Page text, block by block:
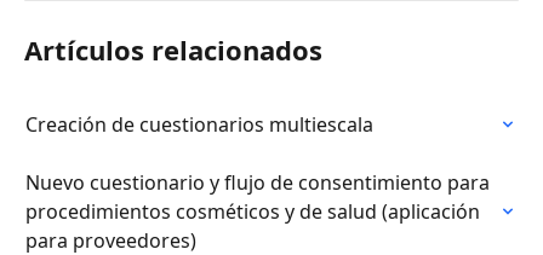
Artículos relacionados
Creación de cuestionarios multiescala
Nuevo cuestionario y flujo de consentimiento para
procedimientos cosméticos y de salud (aplicación
para proveedores)